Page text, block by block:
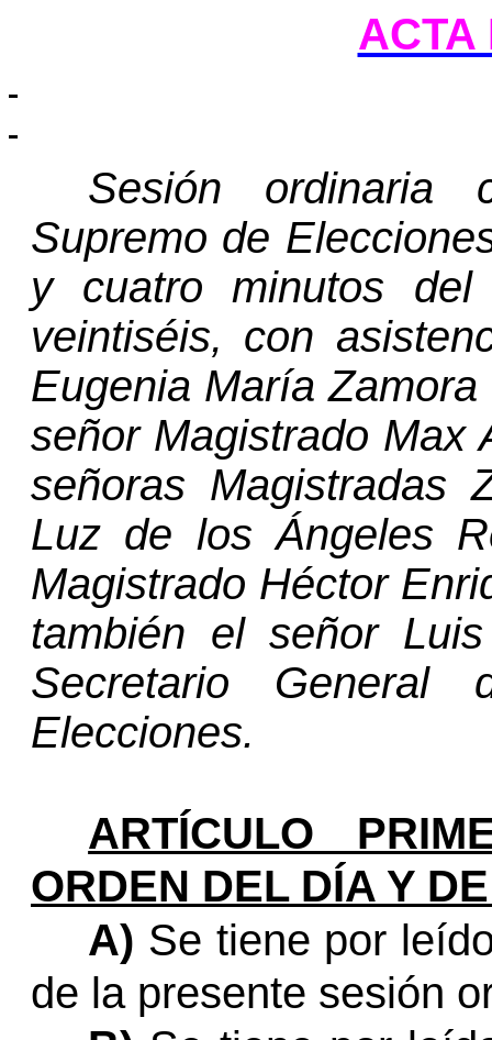
ACTA
Sesión ordinaria
Supremo de
y cuatro minutos
veintiséis, con
Eugenia María
señor Magistrado Max
señoras Magistradas
Luz de los Ángeles
Magistrado Héctor
también el señor
Secretario General
Elecciones.
ARTÍCULO
ORDEN DEL DÍA Y
A) Se tiene por
de la presente sesión